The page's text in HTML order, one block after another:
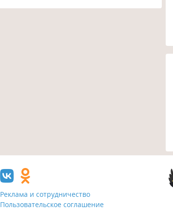
Реклама и сотрудничество
Пользовательское соглашение